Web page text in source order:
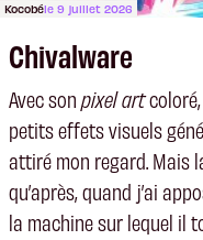
Kocobéle 9 juillet 2026
Chivalware
Avec son pixel art
petits effets visuels
attiré mon regard. Mais
qu’après, quand j’ai
la machine sur lequel il